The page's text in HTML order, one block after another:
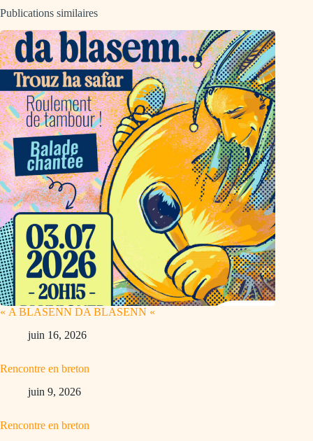
Publications similaires
« A BLASENN DA BLASENN «
juin 16, 2026
Rencontre en breton
juin 9, 2026
Rencontre en breton